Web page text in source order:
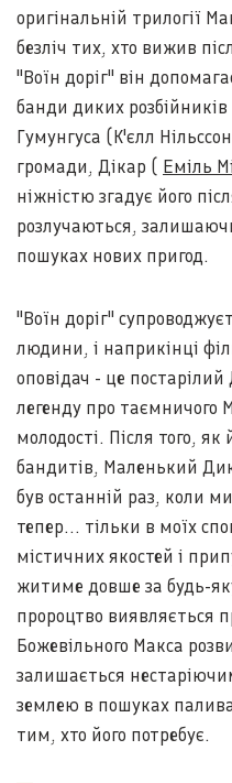
оригінальній трилогії
безліч тих, хто вижив
"Воїн доріг" він
банди диких
Гумунгуса (К'єлл
громади, Дікар ( Еміль
ніжністю згадує його
розлучаються,
пошуках нових пригод.
"Воїн доріг"
людини, і наприкінці
оповідач - це
легенду про таємничого
молодості. Після того,
бандитів, Маленький
був останній раз, коли
тепер... тільки в моїх
містичних якостей і
житиме довше за будь-
пророцтво виявляється
Божевільного Макса
залишається
землею в пошуках
тим, хто його потребує.